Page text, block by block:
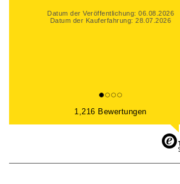
Datum der Veröffentlichung: 06.08.2026
1,216 Bewertungen